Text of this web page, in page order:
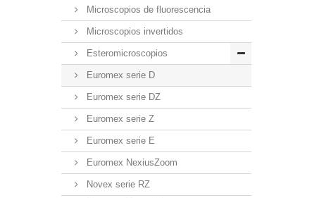
Microscopios de fluorescencia
Microscopios invertidos
Esteromicroscopios
Euromex serie D
Euromex serie DZ
Euromex serie Z
Euromex serie E
Euromex NexiusZoom
Novex serie RZ